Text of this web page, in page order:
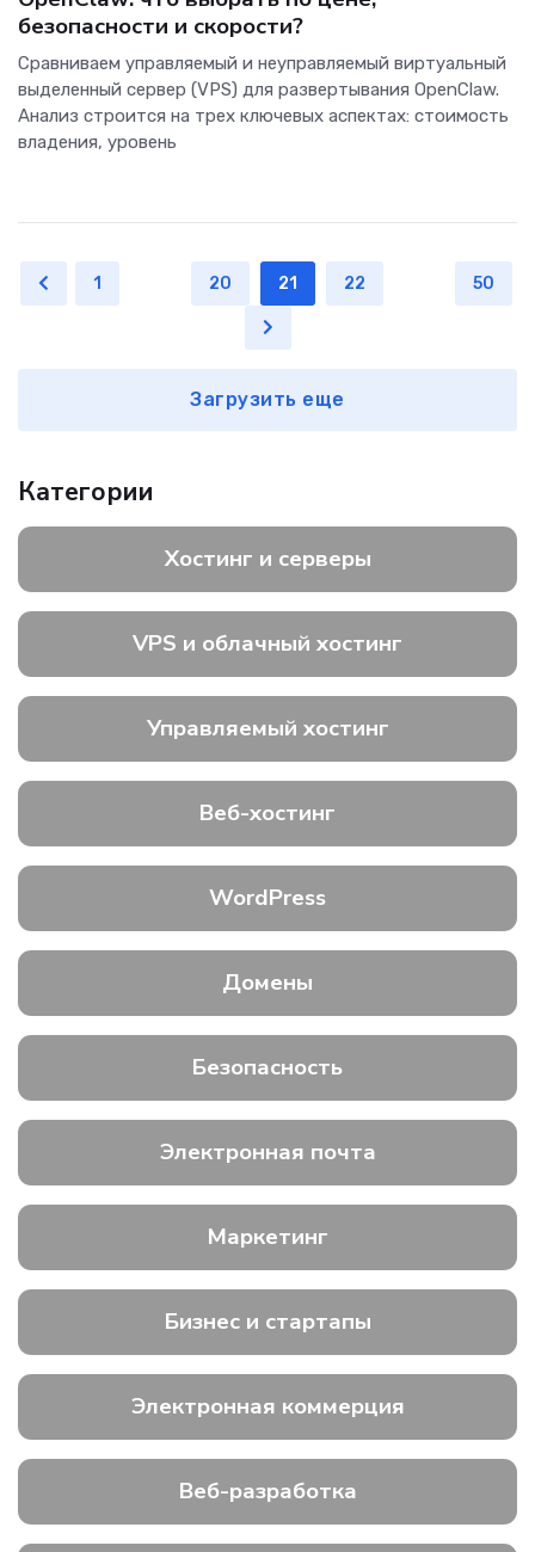
безопасности и скорости?
Сравниваем управляемый и неуправляемый виртуальный
выделенный сервер (VPS) для развертывания OpenClaw.
Анализ строится на трех ключевых аспектах: стоимость
владения, уровень
1 20 21 22 50
Загрузить еще
Категории
Хостинг и серверы
VPS и облачный хостинг
Управляемый хостинг
Веб-хостинг
WordPress
Домены
Безопасность
Электронная почта
Маркетинг
Бизнес и стартапы
Электронная коммерция
Веб-разработка